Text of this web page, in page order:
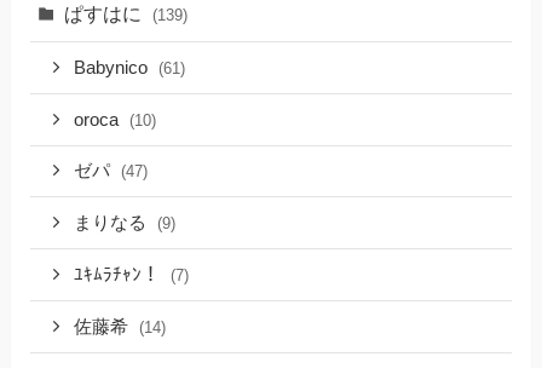
ぱすはに (139)
Babynico (61)
oroca (10)
ゼパ (47)
まりなる (9)
ﾕｷﾑﾗﾁｬﾝ！ (7)
佐藤希 (14)